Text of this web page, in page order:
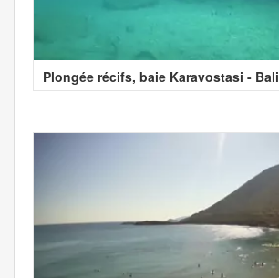
Plongée récifs, baie Karavostasi - Bali